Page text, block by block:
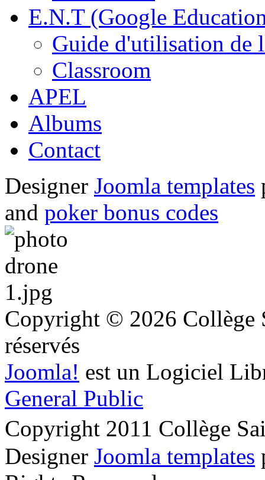
E.N.T (Google
Guide d'utilisation de
Classroom
APEL
Albums
Contact
Designer Joomla templates
and poker bonus codes
Copyright © 2026 Collège
réservés
Joomla! est un Logiciel
General Public
Copyright 2011 Collège
Designer Joomla templates